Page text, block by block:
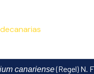
canariense(Regel) N.